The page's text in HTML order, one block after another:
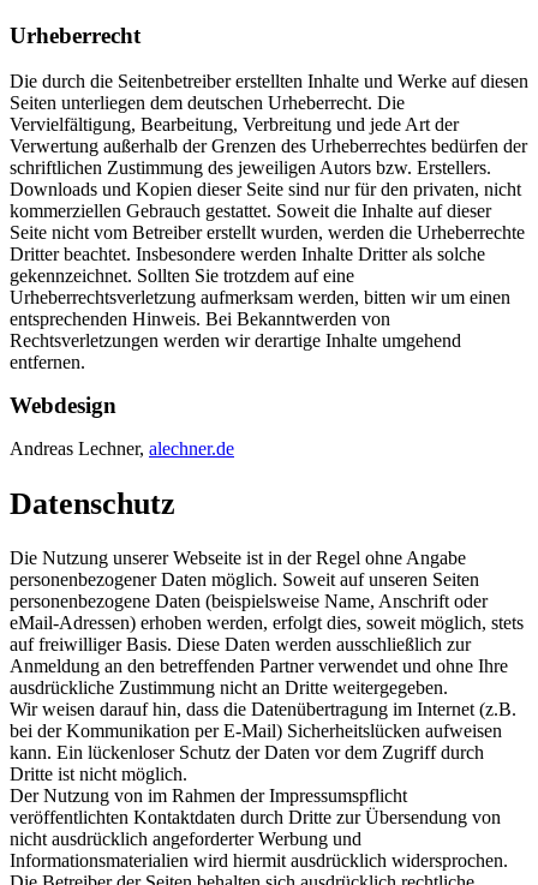
Urheberrecht
Die durch die Seitenbetreiber erstellten Inhalte und Werke auf diesen
Seiten unterliegen dem deutschen Urheberrecht. Die
Vervielfältigung, Bearbeitung, Verbreitung und jede Art der
Verwertung außerhalb der Grenzen des Urheberrechtes bedürfen der
schriftlichen Zustimmung des jeweiligen Autors bzw. Erstellers.
Downloads und Kopien dieser Seite sind nur für den privaten, nicht
kommerziellen Gebrauch gestattet. Soweit die Inhalte auf dieser
Seite nicht vom Betreiber erstellt wurden, werden die Urheberrechte
Dritter beachtet. Insbesondere werden Inhalte Dritter als solche
gekennzeichnet. Sollten Sie trotzdem auf eine
Urheberrechtsverletzung aufmerksam werden, bitten wir um einen
entsprechenden Hinweis. Bei Bekanntwerden von
Rechtsverletzungen werden wir derartige Inhalte umgehend
entfernen.
Webdesign
Andreas Lechner, alechner.de
Datenschutz
Die Nutzung unserer Webseite ist in der Regel ohne Angabe
personenbezogener Daten möglich. Soweit auf unseren Seiten
personenbezogene Daten (beispielsweise Name, Anschrift oder
eMail-Adressen) erhoben werden, erfolgt dies, soweit möglich, stets
auf freiwilliger Basis. Diese Daten werden ausschließlich zur
Anmeldung an den betreffenden Partner verwendet und ohne Ihre
ausdrückliche Zustimmung nicht an Dritte weitergegeben.
Wir weisen darauf hin, dass die Datenübertragung im Internet (z.B.
bei der Kommunikation per E-Mail) Sicherheitslücken aufweisen
kann. Ein lückenloser Schutz der Daten vor dem Zugriff durch
Dritte ist nicht möglich.
Der Nutzung von im Rahmen der Impressumspflicht
veröffentlichten Kontaktdaten durch Dritte zur Übersendung von
nicht ausdrücklich angeforderter Werbung und
Informationsmaterialien wird hiermit ausdrücklich widersprochen.